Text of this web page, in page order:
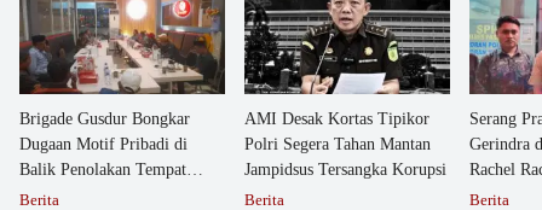
Brigade Gusdur Bongkar
Dugaan Motif Pribadi di
Balik Penolakan Tempat
Ibadah GKJW Bangil
Berita
AMI Desak Kortas Tipikor
Polri Segera Tahan Mantan
Jampidsus Tersangka Korupsi
Berita
Serang
Gerindra
Rachel
Berita